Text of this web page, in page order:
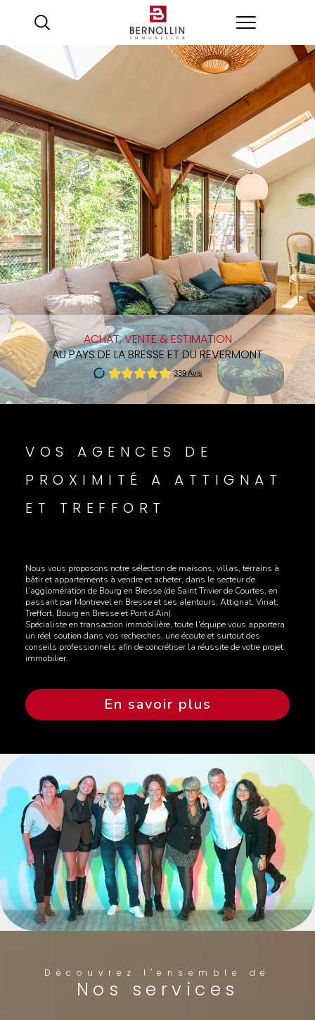
ACHAT, VENTE & ESTIMATION
AU PAYS DE LA BRESSE ET DU REVERMONT
VOS AGENCES DE
PROXIMITÉ A ATTIGNAT
ET TREFFORT
Nous vous proposons notre sélection de maisons, villas, terrains à
bâtir et appartements à vendre et acheter, dans le secteur de
l’agglomération de Bourg en Bresse (de Saint Trivier de Courtes, en
passant par Montrevel en Bresse et ses alentours, Attignat, Viriat,
Treffort, Bourg en Bresse et Pont d’Ain).
Spécialiste en transaction immobilière, toute l'équipe vous apportera
un réel soutien dans vos recherches, une écoute et surtout des
conseils professionnels afin de concrétiser la réussite de votre projet
immobilier.
En savoir plus
Découvrez l'ensemble de
nos services